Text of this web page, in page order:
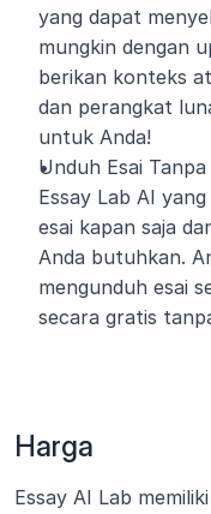
yang dapat
mungkin dengan
berikan konteks
dan perangkat
untuk Anda!
Unduh Esai
Essay Lab AI
esai kapan saja
Anda butuhkan.
mengunduh esai
secara gratis
Harga
Essay AI Lab